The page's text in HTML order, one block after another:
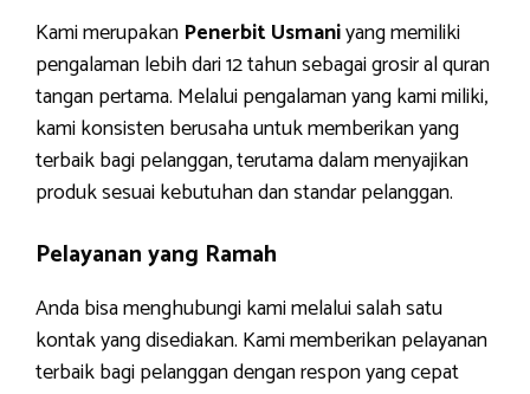
Kami merupakan Penerbit Usmaniyang memiliki
pengalaman lebih dari 12 tahun sebagai grosir al quran
tangan pertama. Melalui pengalaman yang kami miliki,
kami konsisten berusaha untuk memberikan yang
terbaik bagi pelanggan, terutama dalam menyajikan
produk sesuai kebutuhan dan standar pelanggan.
Pelayanan yang Ramah
Anda bisa menghubungi kami melalui salah satu
kontak yang disediakan. Kami memberikan pelayanan
terbaik bagi pelanggan dengan respon yang cepat